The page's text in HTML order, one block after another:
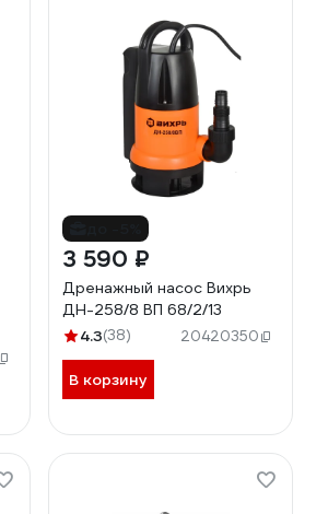
3 590 ₽
Дренажный насос Вихрь
ДН-258/8 ВП 68/2/13
4.3(38) 20420350
В корзину